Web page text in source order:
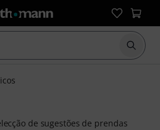
Iniciar
de sugestões de prendas